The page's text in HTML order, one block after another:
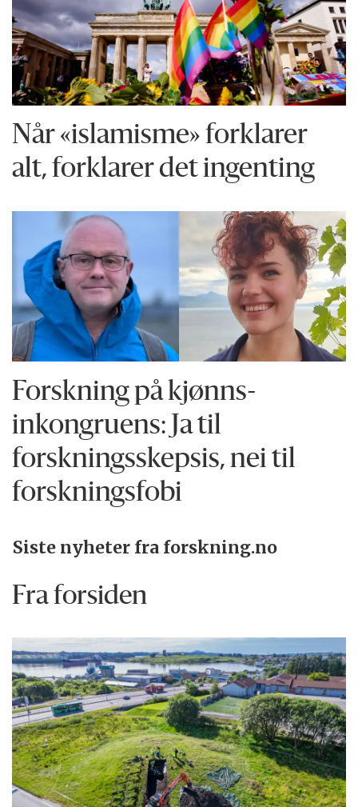
Når «islamisme» forklarer
alt, forklarer det ingenting
Forskning på kjønns­
inkongruens: Ja til
forskningsskepsis, nei til
forskningsfobi
Siste nyheter fra forskning.no
Fra forsiden